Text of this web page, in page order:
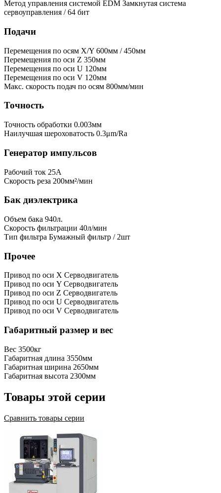
Метод управления системой EDM Замкнутая система
сервоуправления / 64 бит
Подачи
Перемещения по осям X/Y 600мм / 450мм
Перемещения по оси Z 350мм
Перемещения по оси U 120мм
Перемещения по оси V 120мм
Макс. скорость подач по осям 800мм/мин
Точность
Точность обработки 0.003мм
Наилучшая шероховатость 0.3μm/Ra
Генератор импульсов
Рабочий ток 25А
Скорость реза 200мм²/мин
Бак диэлектрика
Объем бака 940л.
Скорость фильтрации 40л/мин
Тип фильтра Бумажный фильтр / 2шт
Прочее
Привод по оси X Серводвигатель
Привод по оси Y Серводвигатель
Привод по оси Z Серводвигатель
Привод по оси U Серводвигатель
Привод по оси V Серводвигатель
Габаритный размер и вес
Вес 3500кг
Габаритная длина 3550мм
Габаритная ширина 2650мм
Габаритная высота 2300мм
Товары этой серии
Сравнить товары серии